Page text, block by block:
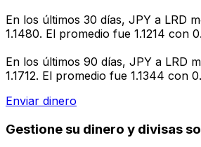
En los últimos 30 días, JPY a LRD
1.1480. El promedio fue 1.1214 con
En los últimos 90 días, JPY a LRD
1.1712. El promedio fue 1.1344 con
Enviar dinero
Gestione su dinero y divisas